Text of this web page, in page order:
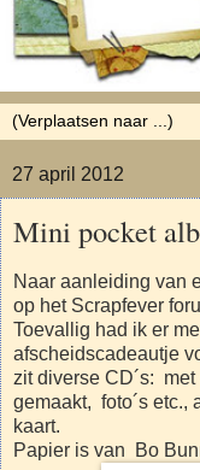
27 april 2012
Mini pocket
Naar aanleiding van
op het Scrapfever
Toevallig had ik er
afscheidscadeautje
zit diverse CD´s:
gemaakt, foto´s etc.,
kaart.
Papier is van Bo